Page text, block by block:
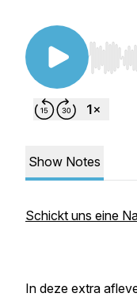
Use
Show Notes
Schickt uns eine
In deze extra